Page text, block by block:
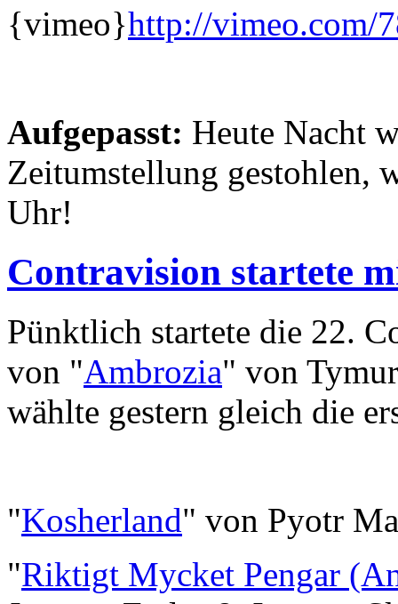
{vimeo}http://vimeo.com/
Aufgepasst: Heute Nacht
Zeitumstellung gestohlen,
Uhr!
Contravision startete
Pünktlich startete die 22.
von "Ambrozia" von
wählte gestern gleich die
"Kosherland" von Pyotr
"Riktigt Mycket Pengar